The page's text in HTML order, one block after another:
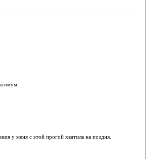
у меня с этой прогой хватила на полдня.